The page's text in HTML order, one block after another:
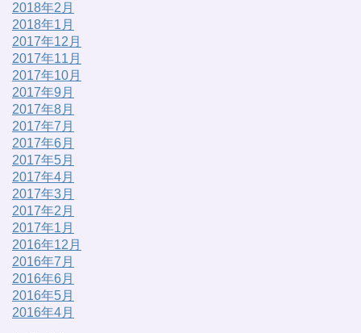
2018年2月
2018年1月
2017年12月
2017年11月
2017年10月
2017年9月
2017年8月
2017年7月
2017年6月
2017年5月
2017年4月
2017年3月
2017年2月
2017年1月
2016年12月
2016年7月
2016年6月
2016年5月
2016年4月